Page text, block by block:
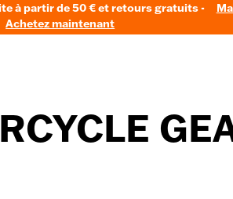
à partir de 50 € et retours gratuits -
Achetez maintenant